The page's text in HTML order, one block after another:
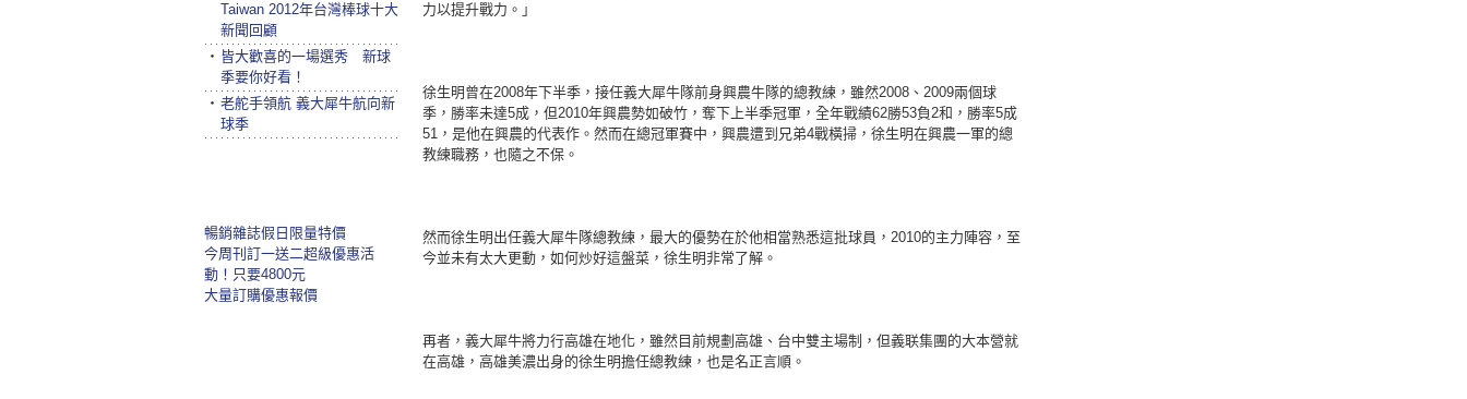
力以提升戰力。」
徐生明曾在2008年下半季，接任義大犀牛隊前身興農牛隊的總教練，雖然2008、2009兩個球
季，勝率未達5成，但2010年興農勢如破竹，奪下上半季冠軍，全年戰績62勝53負2和，勝率5成
51，是他在興農的代表作。然而在總冠軍賽中，興農遭到兄弟4戰橫掃，徐生明在興農一軍的總
教練職務，也隨之不保。
然而徐生明出任義大犀牛隊總教練，最大的優勢在於他相當熟悉這批球員，2010的主力陣容，至
今並未有太大更動，如何炒好這盤菜，徐生明非常了解。
再者，義大犀牛將力行高雄在地化，雖然目前規劃高雄、台中雙主場制，但義联集團的大本營就
在高雄，高雄美濃出身的徐生明擔任總教練，也是名正言順。
Taiwan 2012年台灣棒球十大
新聞回顧
‧ 皆大歡喜的一場選秀 新球
季要你好看！
‧ 老舵手領航 義大犀牛航向新
球季
暢銷雜誌假日限量特價
今周刊訂一送二超級優惠活
動！只要4800元
大量訂購優惠報價